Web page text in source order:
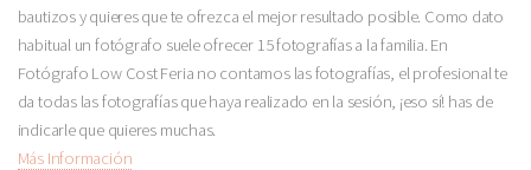
bautizos y quieres que te ofrezca el mejor resultado posible. Como dato
habitual un fotógrafo suele ofrecer 15 fotografías a la familia. En
Fotógrafo Low Cost Feria no contamos las fotografías, el profesional te
da todas las fotografías que haya realizado en la sesión, ¡eso sí! has de
indicarle que quieres muchas.
Más Información